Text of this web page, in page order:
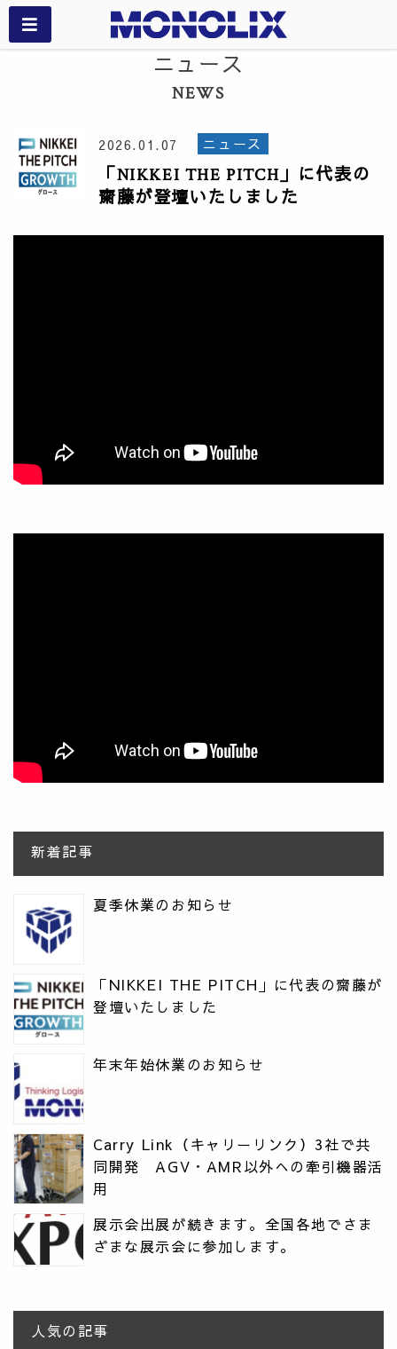
ニュース
NEWS
2026.01.07 ニュース
「NIKKEI THE PITCH」に代表の
齋藤が登壇いたしました
新着記事
夏季休業のお知らせ
「NIKKEI THE PITCH」に代表の齋藤が
登壇いたしました
年末年始休業のお知らせ
Carry Link（キャリーリンク）3社で共
同開発 AGV・AMR以外への牽引機器活
用
展示会出展が続きます。全国各地でさま
ざまな展示会に参加します。
人気の記事